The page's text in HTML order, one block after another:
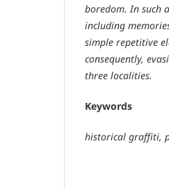
boredom. In such
including
simple repetitive
consequently,
three localities.
Keywords
historical graffiti,